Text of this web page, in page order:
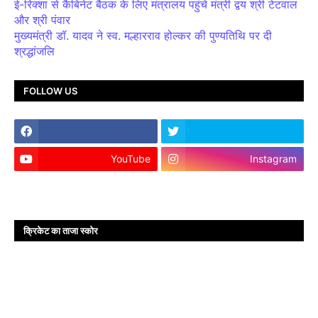
ई-रिक्शा से कैबिनेट बैठक के लिए मंत्रालय पहुंचे मंत्री द्वय श्री टेटवाल
और श्री पंवार
मुख्यमंत्री डॉ. यादव ने स्व. मल्हारराव होल्कर की पुण्यतिथि पर दी
श्रद्धांजलि
FOLLOW US
YouTube Instagram
क्रिकेट का ताजा स्कोर